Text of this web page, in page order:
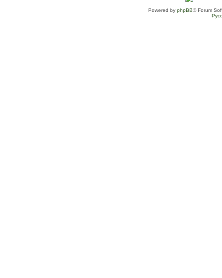
Powered by phpBB® Forum